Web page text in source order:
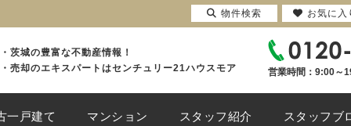
茨城の豊富な不動産情報！
売却のエキスパートはセンチュリー21ハウスモア
営業時間：9:00～
一戸建て マンション スタッフ紹介 スタッフブ
物件検索 お気に入